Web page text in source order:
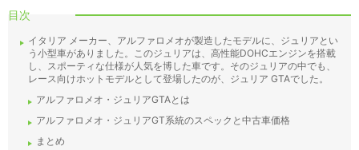
目次
イタリア メーカー、アルファロメオが製造したモデルに、ジュリアとい
う小型車がありました。このジュリアは、高性能DOHCエンジンを搭載
し、スポーティな仕様が人気を博した車です。そのジュリアの中でも、
レース向けホットモデルとして登場したのが、ジュリア GTAでした。
アルファロメオ・ジュリアGTAとは
アルファロメオ・ジュリアGT系統のスペックと中古車価格
まとめ